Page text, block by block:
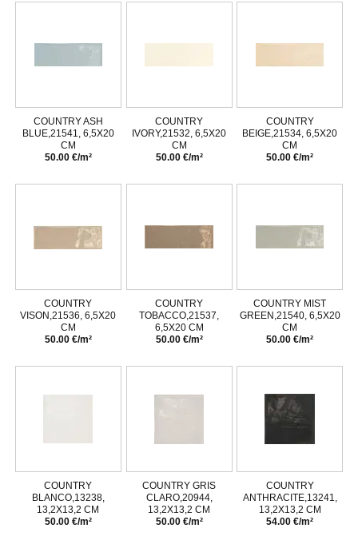
COUNTRY ASH
BLUE,21541, 6,5X20
CM
50.00 €/m²
COUNTRY
IVORY,21532, 6,5X20
CM
50.00 €/m²
COUNTRY
BEIGE,21534, 6,5X20
CM
50.00 €/m²
COUNTRY
VISON,21536, 6,5X20
CM
50.00 €/m²
COUNTRY
TOBACCO,21537,
6,5X20 CM
50.00 €/m²
COUNTRY MIST
GREEN,21540, 6,5X20
CM
50.00 €/m²
COUNTRY
BLANCO,13238,
13,2X13,2 CM
50.00 €/m²
COUNTRY GRIS
CLARO,20944,
13,2X13,2 CM
50.00 €/m²
COUNTRY
ANTHRACITE,13241,
13,2X13,2 CM
54.00 €/m²